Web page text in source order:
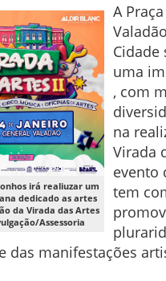
irá realiuzar um
dedicado as artes
da Virada das Artes
Assessoria
A
Cidade
uma
, com
na
Virada
evento
tem
das manifestações